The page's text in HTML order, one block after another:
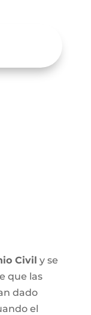
Civil y se
que las
dado
el